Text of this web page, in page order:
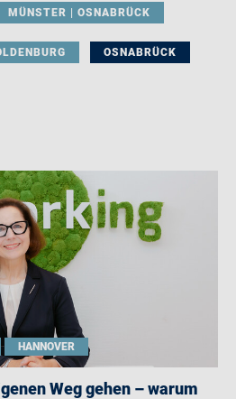
MÜNSTER | OSNABRÜCK
OSNABRÜCK
HANNOVER
Weg gehen – warum